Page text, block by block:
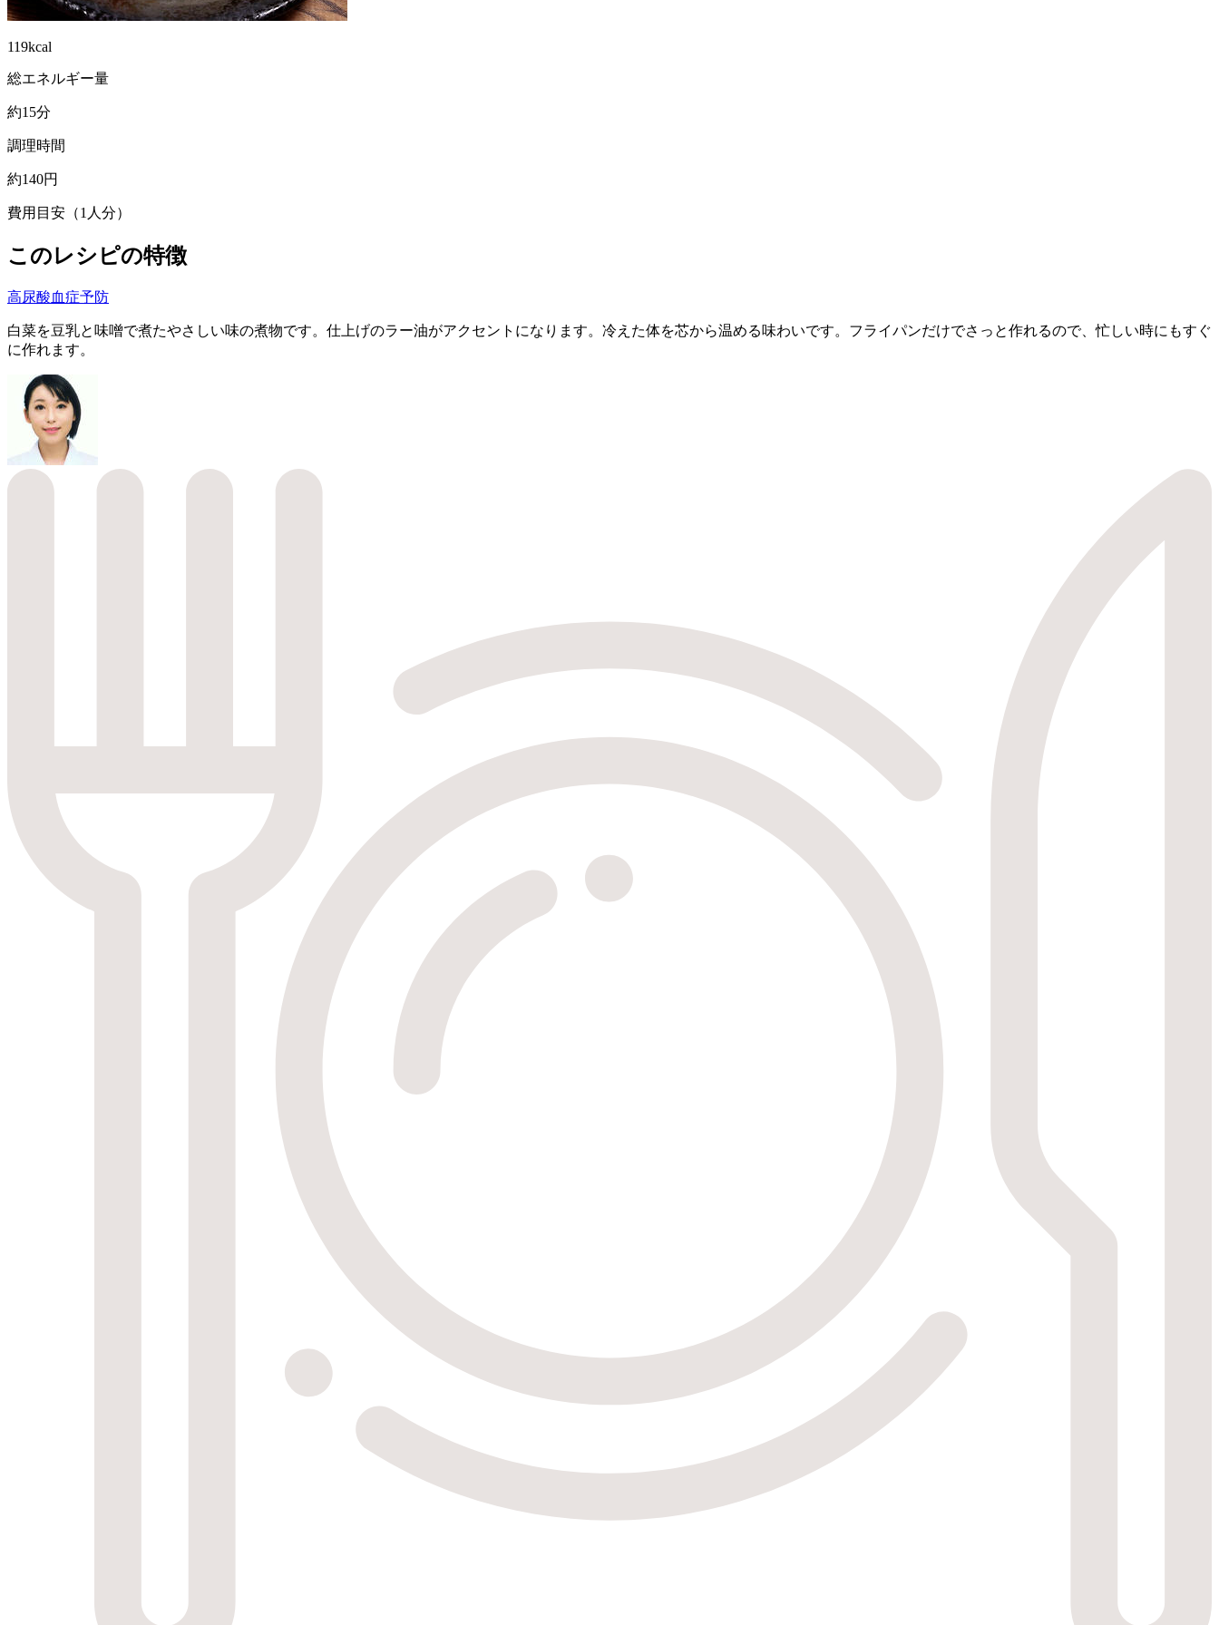
119kcal
総エネルギー量
約15分
調理時間
約140円
費用目安（1人分）
このレシピの特徴
高尿酸血症予防
白菜を豆乳と味噌で煮たやさしい味の煮物です。仕上げのラー油がアクセントになります。冷えた体を芯から温める味わいです。フライパンだけでさっと作れるので、忙しい時にもすぐ
に作れます。